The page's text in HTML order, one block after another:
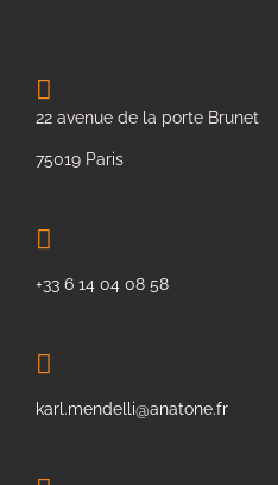
22 avenue de la porte Brunet
75019 Paris
+33 6 14 04 08 58
karl.mendelli@anatone.fr